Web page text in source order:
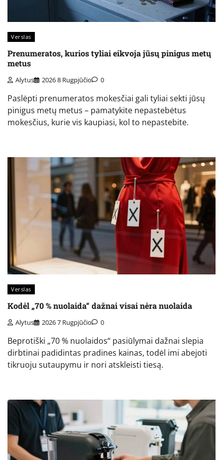
Verslas
Prenumeratos, kurios tyliai eikvoja jūsų pinigus metų
metus
Alytus 2026 8 Rugpjūčio 0
Paslėpti prenumeratos mokesčiai gali tyliai sekti jūsų
pinigus metų metus – pamatykite nepastebėtus
mokesčius, kurie vis kaupiasi, kol to nepastebite.
Verslas
Kodėl „70 % nuolaida“ dažnai visai nėra nuolaida
Alytus 2026 7 Rugpjūčio 0
Beprotiški „70 % nuolaidos“ pasiūlymai dažnai slepia
dirbtinai padidintas pradines kainas, todėl imi abejoti
tikruoju sutaupymu ir nori atskleisti tiesą.